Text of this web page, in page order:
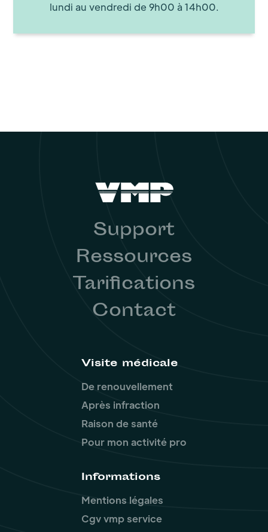
lundi au vendredi de 9h00 à 14h00.
Support
Ressources
Tarifications
Contact
Visite médicale
De renouvellement
Après infraction
Raison de santé
Pour mon activité pro
Informations
Mentions légales
Cgv vmp service